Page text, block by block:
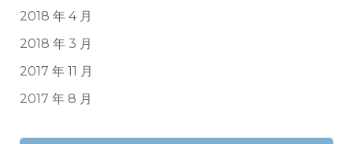
2018 年 4 月
2018 年 3 月
2017 年 11 月
2017 年 8 月